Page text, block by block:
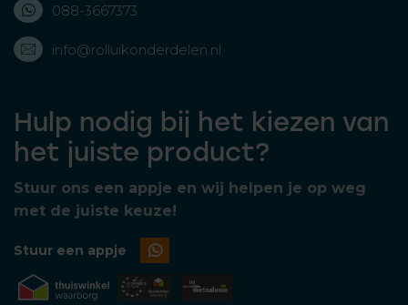
088-3667373
info@rolluikonderdelen.nl
Hulp nodig bij het kiezen van
het juiste product?
Stuur ons een appje en wij helpen je op weg
met de juiste keuze!
Stuur een appje